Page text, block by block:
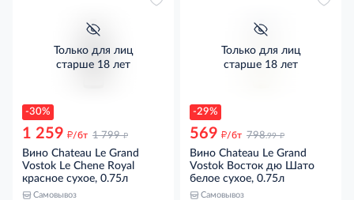
-30%
Только для лиц
старше 18 лет
1 259 д/бт 1 799 д
Вино Chateau Le Grand
Vostok Le Chene Royal
красное сухое, 0.75л
Самовывоз
-29%
Только для лиц
старше 18 лет
569 д/бт 798.99 д
Вино Chateau Le Grand
Vostok Восток дю Шато
белое сухое, 0.75л
Самовывоз